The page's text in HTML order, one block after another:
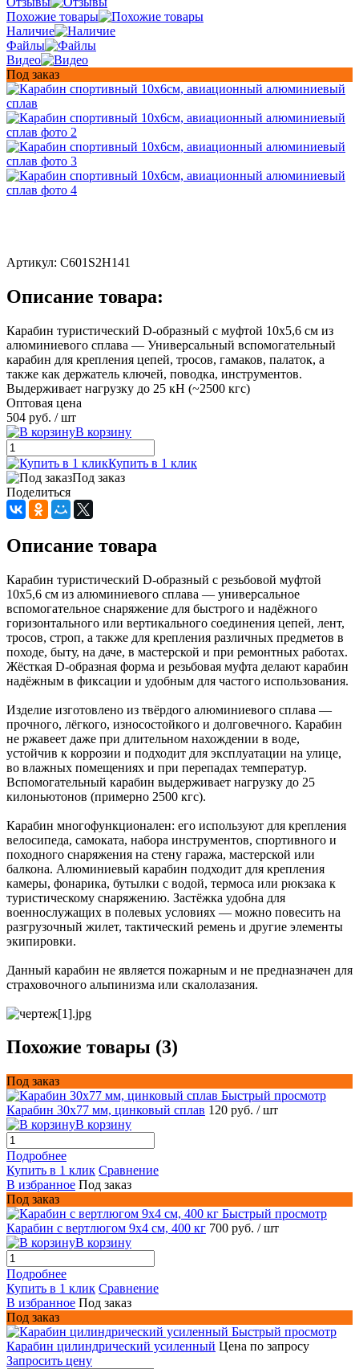
Похожие товары
Наличие
Файлы
Видео
Под заказ
Артикул: C601S2H141
Описание товара:
Карабин туристический D‑образный с муфтой 10x5,6 см из
алюминиевого сплава — Универсальный вспомогательный
карабин для крепления цепей, тросов, гамаков, палаток, а
также как держатель ключей, поводка, инструментов.
Выдерживает нагрузку до 25 кН (~2500 кгс)
Оптовая цена
504 руб. / шт
В корзину
Купить в 1 клик
Под заказ
Поделиться
Описание товара
Карабин туристический D‑образный с резьбовой муфтой
10x5,6 см из алюминиевого сплава — универсальное
вспомогательное снаряжение для быстрого и надёжного
горизонтального или вертикального соединения цепей, лент,
тросов, строп, а также для крепления различных предметов в
походе, быту, на даче, в мастерской и при ремонтных работах.
Жёсткая D‑образная форма и резьбовая муфта делают карабин
надёжным в фиксации и удобным для частого использования.
Изделие изготовлено из твёрдого алюминиевого сплава —
прочного, лёгкого, износостойкого и долговечного. Карабин
не ржавеет даже при длительном нахождении в воде,
устойчив к коррозии и подходит для эксплуатации на улице,
во влажных помещениях и при перепадах температур.
Вспомогательный карабин выдерживает нагрузку до 25
килоньютонов (примерно 2500 кгс).
Карабин многофункционален: его используют для крепления
велосипеда, самоката, набора инструментов, спортивного и
походного снаряжения на стену гаража, мастерской или
балкона. Алюминиевый карабин подходит для крепления
камеры, фонарика, бутылки с водой, термоса или рюкзака к
туристическому снаряжению. Застёжка удобна для
военнослужащих в полевых условиях — можно повесить на
разгрузочный жилет, тактический ремень и другие элементы
экипировки.
Данный карабин не является пожарным и не предназначен для
страховочного альпинизма или скалолазания.
Похожие товары (3)
Под заказ
Быстрый просмотр
Карабин 30х77 мм, цинковый сплав 120 руб. / шт
В корзину
Подробнее
Купить в 1 клик Сравнение
В избранное Под заказ
Под заказ
Быстрый просмотр
Карабин с вертлюгом 9x4 см, 400 кг 700 руб. / шт
В корзину
Подробнее
Купить в 1 клик Сравнение
В избранное Под заказ
Под заказ
Быстрый просмотр
Карабин цилиндрический усиленный Цена по запросу
Запросить цену